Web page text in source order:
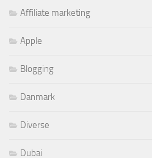
Affiliate marketing
Apple
Blogging
Danmark
Diverse
Dubai